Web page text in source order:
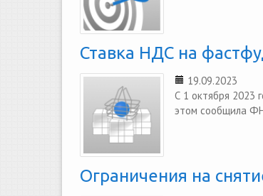
Ставка НДС на
19.09.2023
С 1 октября 2023
этом сообщила
Ограничения на